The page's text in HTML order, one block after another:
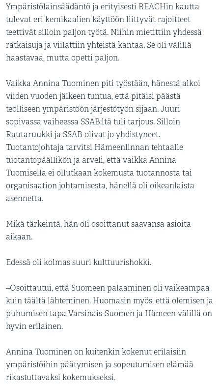
Ympäristölainsäädäntö ja erityisesti REACHin kautta
tulevat eri kemikaalien käyttöön liittyvät rajoitteet
teettivät silloin paljon työtä. Niihin mietittiin yhdessä
ratkaisuja ja viilattiin yhteistä kantaa. Se oli välillä
haastavaa, mutta opetti paljon.
Vaikka Annina Tuominen piti työstään, hänestä alkoi
viiden vuoden jälkeen tuntua, että pitäisi päästä
teolliseen ympäristöön järjestötyön sijaan. Juuri
sopivassa vaiheessa SSAB:ltä tuli tarjous. Silloin
Rautaruukki ja SSAB olivat jo yhdistyneet.
Tuotantojohtaja tarvitsi Hämeenlinnan tehtaalle
tuotantopäällikön ja arveli, että vaikka Annina
Tuomisella ei ollutkaan kokemusta tuotannosta tai
organisaation johtamisesta, hänellä oli oikeanlaista
asennetta.
Mikä tärkeintä, hän oli osoittanut saavansa asioita
aikaan.
Edessä oli kolmas suuri kulttuurishokki.
–Osoittautui, että Suomeen palaaminen oli vaikeampaa
kuin täältä lähteminen. Huomasin myös, että olemisen ja
puhumisen tapa Varsinais-Suomen ja Hämeen välillä on
hyvin erilainen.
Annina Tuominen on kuitenkin kokenut erilaisiin
ympäristöihin päätymisen ja sopeutumisen elämää
rikastuttavaksi kokemukseksi.